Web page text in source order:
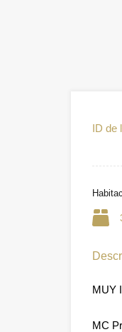
ID de
MUY
MC